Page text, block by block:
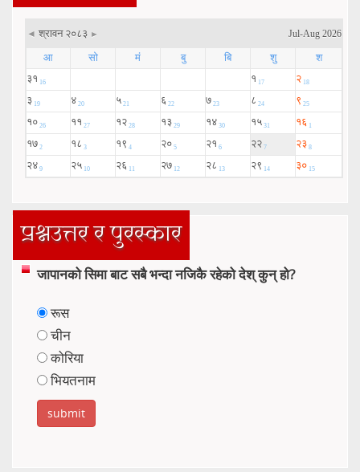
प्रश्नउत्तर र पुरस्कार
जापानको सिमा बाट सबै भन्दा नजिकै रहेको देश् कुन् हो?
रूस
चीन
कोरिया
भियतनाम